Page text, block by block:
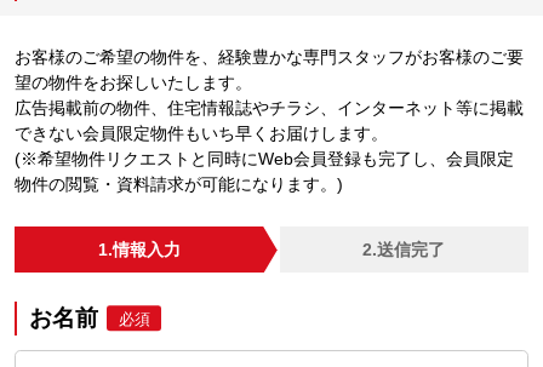
お客様のご希望の物件を、経験豊かな専門スタッフがお客様のご要
望の物件をお探しいたします。
広告掲載前の物件、住宅情報誌やチラシ、インターネット等に掲載
できない会員限定物件もいち早くお届けします。
(※希望物件リクエストと同時にWeb会員登録も完了し、会員限定
物件の閲覧・資料請求が可能になります。)
1.情報入力 2.送信完了
お名前 必須